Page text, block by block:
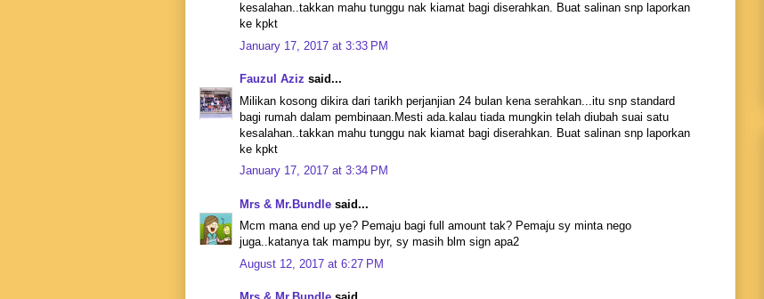
kesalahan..takkan mahu tunggu nak kiamat bagi diserahkan. Buat salinan snp laporkan
ke kpkt
January 17, 2017 at 3:33 PM
Fauzul Aziz said...
Milikan kosong dikira dari tarikh perjanjian 24 bulan kena serahkan...itu snp standard
bagi rumah dalam pembinaan.Mesti ada.kalau tiada mungkin telah diubah suai satu
kesalahan..takkan mahu tunggu nak kiamat bagi diserahkan. Buat salinan snp laporkan
ke kpkt
January 17, 2017 at 3:34 PM
Mrs & Mr.Bundle said...
Mcm mana end up ye? Pemaju bagi full amount tak? Pemaju sy minta nego
juga..katanya tak mampu byr, sy masih blm sign apa2
August 12, 2017 at 6:27 PM